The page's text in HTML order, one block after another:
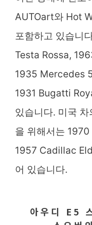
AUTOart와 Hot
포함하고 있습니
Testa Rossa,
1935 Mercedes
1931 Bugatti
있습니다. 미국
을 위해서는
1957 Cadillac
어 있습니다.
아우디 E5